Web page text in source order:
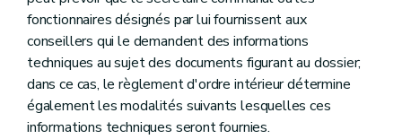
Sous-section première
Composition
Art. L2112-4
Art. L2112-5
Art. L2112-6
Art. L2112-7
Sous-section 2 Attributions
Art. L2112-8
Section 3 Le collège
fonctionnaires désignés par lui fournissent aux
conseillers qui le demandent des informations
techniques au sujet des documents figurant au dossier;
dans ce cas, le règlement d'ordre intérieur détermine
également les modalités suivants lesquelles ces
informations techniques seront fournies.